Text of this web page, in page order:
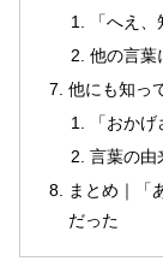
「へえ
他の言葉
他にも知っ
「おか
言葉の由
まとめ｜「
だった